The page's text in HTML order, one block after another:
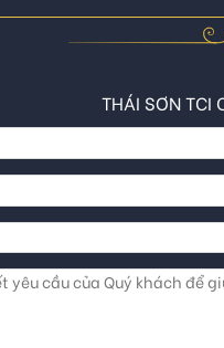
THÁI SƠN